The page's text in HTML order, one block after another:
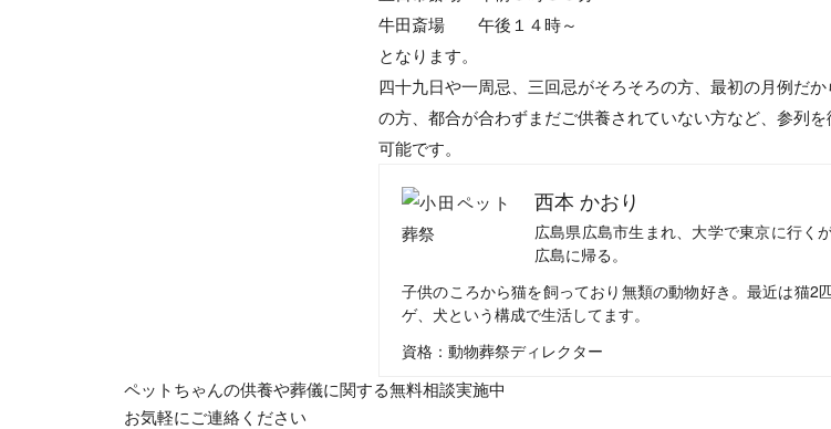
牛田斎場 午後１４時～
となります。
四十九日や一周忌、三回忌がそろそろの方、最初の月例だ
の方、都合が合わずまだご供養されていない方など、参列
可能です。
西本 かおり
広島県広島市生まれ、大学で東京に行く
広島に帰る。
子供のころから猫を飼っており無類の動物好き。最近は猫2
ゲ、犬という構成で生活してます。
資格：動物葬祭ディレクター
ペットちゃんの供養や葬儀に関する無料相談実施中
お気軽にご連絡ください